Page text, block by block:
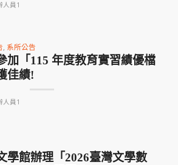
人員1
系所公告
加「115 年度教育實習績優檔
佳績!
人員1
學館辦理「2026臺灣文學數